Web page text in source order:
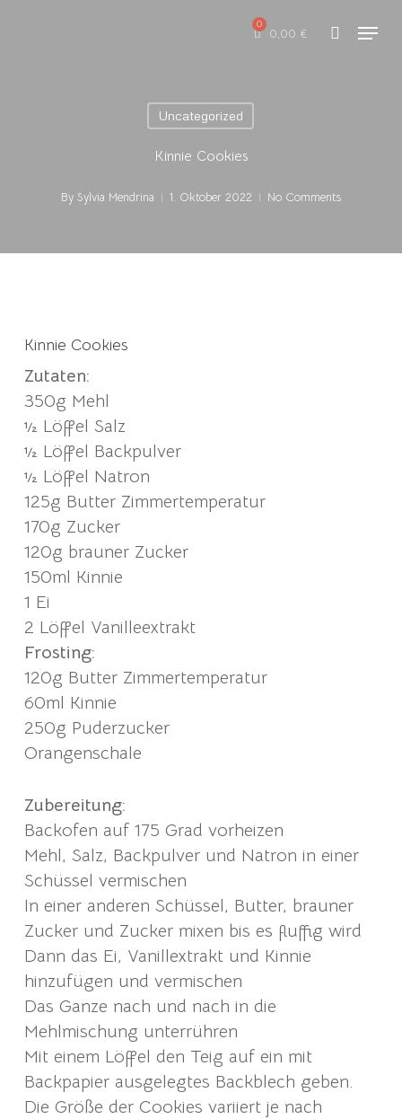
0,00 € search
Menu
Uncategorized
Kinnie Cookies
By Sylvia Mendrina 1. Oktober 2022 No Comments
Kinnie Cookies
Zutaten:
350g Mehl
½ Löffel Salz
½ Löffel Backpulver
½ Löffel Natron
125g Butter Zimmertemperatur
170g Zucker
120g brauner Zucker
150ml Kinnie
1 Ei
2 Löffel Vanilleextrakt
Frosting:
120g Butter Zimmertemperatur
60ml Kinnie
250g Puderzucker
Orangenschale
Zubereitung:
Backofen auf 175 Grad vorheizen
Mehl, Salz, Backpulver und Natron in einer
Schüssel vermischen
In einer anderen Schüssel, Butter, brauner
Zucker und Zucker mixen bis es fluffig wird
Dann das Ei, Vanillextrakt und Kinnie
hinzufügen und vermischen
Das Ganze nach und nach in die
Mehlmischung unterrühren
Mit einem Löffel den Teig auf ein mit
Backpapier ausgelegtes Backblech geben.
Die Größe der Cookies variiert je nach